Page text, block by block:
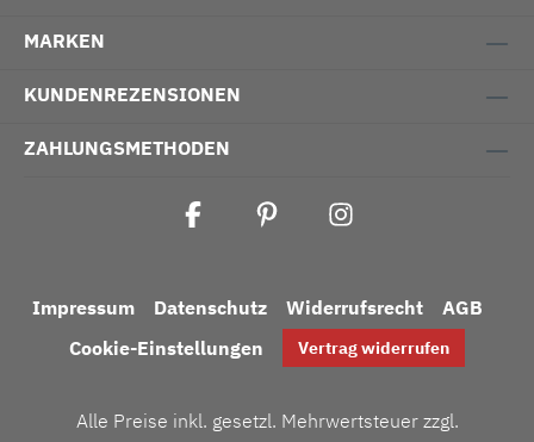
MARKEN
KUNDENREZENSIONEN
ZAHLUNGSMETHODEN
Impressum Datenschutz Widerrufsrecht
AGB
Cookie-Einstellungen
Vertrag widerrufen
Alle Preise inkl. gesetzl. Mehrwertsteuer zzgl.